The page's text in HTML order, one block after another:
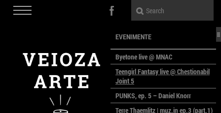
EVENIMENTE
Byetone live @ MNAC
Teengirl Fantasy live @ Chestionabil
Joint 5
PUNKS, ep. 5 – Daniel Knorr
Terre Thaemlitz | muz.in ep.3 (part.1)